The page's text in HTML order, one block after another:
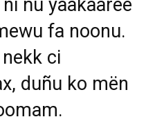
ñu yaakaaree
fa noonu.
ci
duñu ko mën